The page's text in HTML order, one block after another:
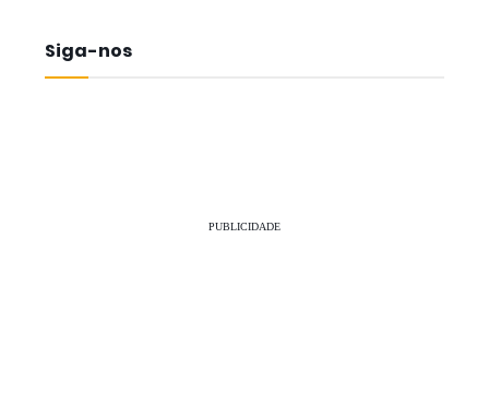
Siga-nos
PUBLICIDADE